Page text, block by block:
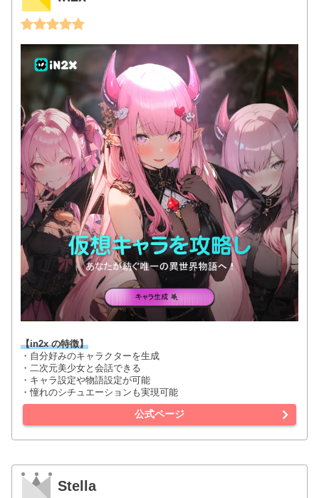
【in2x の特徴】
・自分好みのキャラクターを生成
・二次元美少女と会話できる
・キャラ設定や物語設定が可能
・憧れのシチュエーションも実現可能
公式ページ
Stella